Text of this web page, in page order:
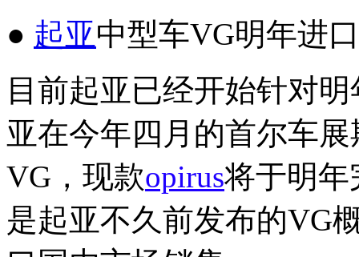
● 起亚中型车VG明年进口
目前起亚已经开始针对
亚在今年四月的首尔车
VG，现款opirus将于明年
是起亚不久前发布的VG